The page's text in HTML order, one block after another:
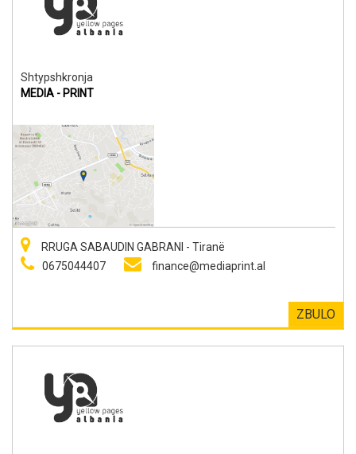
Shtypshkronja
MEDIA - PRINT
RRUGA SABAUDIN GABRANI - Tiranë
0675044407
finance@mediaprint.al
ZBULO